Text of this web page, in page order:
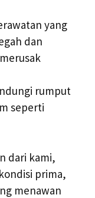
yang
dan
rumput
seperti
dari kami,
prima,
menawan